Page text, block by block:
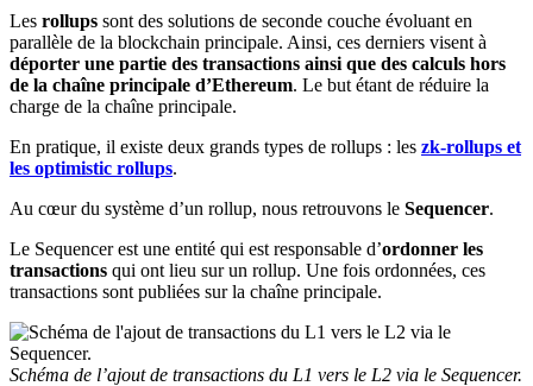
Les rollups sont des solutions de seconde couche évoluant en
parallèle de la blockchain principale. Ainsi, ces derniers visent à
déporter une partie des transactions ainsi que des calculs hors
de la chaîne principale d’Ethereum. Le but étant de réduire la
charge de la chaîne principale.
En pratique, il existe deux grands types de rollups : les zk-rollups et
les optimistic rollups.
Au cœur du système d’un rollup, nous retrouvons le Sequencer.
Le Sequencer est une entité qui est responsable d’ordonner les
transactions qui ont lieu sur un rollup. Une fois ordonnées, ces
transactions sont publiées sur la chaîne principale.
Schéma de l’ajout de transactions du L1 vers le L2 via le Sequencer.